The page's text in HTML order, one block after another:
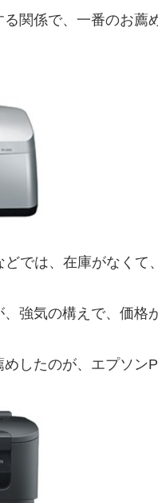
関係で、一番のお
では、在庫がなくて
強気の構えで、価格
したのが、エプソン